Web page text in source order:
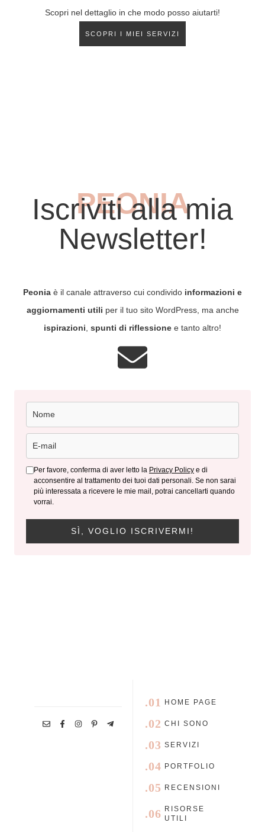
Scopri nel dettaglio in che modo posso aiutarti!
SCOPRI I MIEI SERVIZI
PEONIA
Iscriviti alla mia
Newsletter!
Peonia è il canale attraverso cui condivido informazioni e
aggiornamenti utili per il tuo sito WordPress, ma anche
ispirazioni spunti di riflessione e tanto altro!
Per favore, conferma di aver letto la Privacy Policy e di
acconsentire al trattamento dei tuoi dati personali. Se non sarai
più interessata a ricevere le mie mail, potrai cancellarti quando
vorrai.
SÌ, VOGLIO ISCRIVERMI!
.01 HOME PAGE
.02 CHI SONO
.03 SERVIZI
.04 PORTFOLIO
.05 RECENSIONI
.06 RISORSE
UTILI